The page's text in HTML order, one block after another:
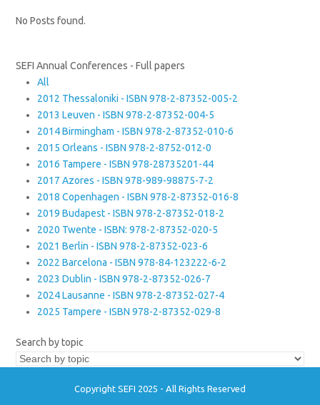
No Posts found.
SEFI Annual Conferences - Full papers
All
2012 Thessaloniki - ISBN 978-2-87352-005-2
2013 Leuven - ISBN 978-2-87352-004-5
2014 Birmingham - ISBN 978-2-87352-010-6
2015 Orleans - ISBN 978-2-8752-012-0
2016 Tampere - ISBN 978-28735201-44
2017 Azores - ISBN 978-989-98875-7-2
2018 Copenhagen - ISBN 978-2-87352-016-8
2019 Budapest - ISBN 978-2-87352-018-2
2020 Twente - ISBN: 978-2-87352-020-5
2021 Berlin - ISBN 978-2-87352-023-6
2022 Barcelona - ISBN 978-84-123222-6-2
2023 Dublin - ISBN 978-2-87352-026-7
2024 Lausanne - ISBN 978-2-87352-027-4
2025 Tampere - ISBN 978-2-87352-029-8
Search by topic
Copyright SEFI 2025 - All Rights Reserved